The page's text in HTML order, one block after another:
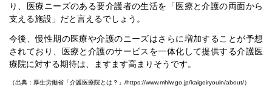
り、医療ニーズのある要介護者の生活を「医療と介護の両面から
支える施設」だと言えるでしょう。
今後、慢性期の医療や介護のニーズはさらに増加することが予想
されており、医療と介護のサービスを一体化して提供する介護医
療院に対する期待は、ますます高まりそうです。
（出典：厚生労働省「介護医療院とは？」/https://www.mhlw.go.jp/kaigoiryouin/about/）